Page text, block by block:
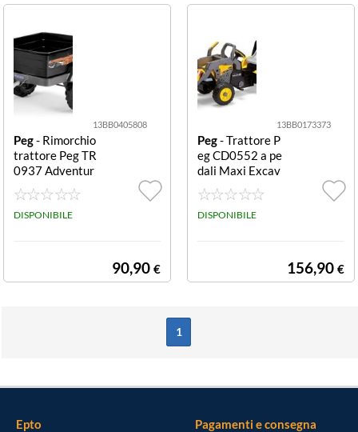
13BB0405808
Peg- Rimorchio
trattore Peg TR
0937 Adventur
Nero Adventur
DISPONIBILE
90,90 €
13BB0173373
Peg- Trattore P
eg CD0552 a pe
dali Maxi Excav
ator a pedali Ma
xi Excavator
DISPONIBILE
156,90 €
1
Epto Pagamenti e consegna